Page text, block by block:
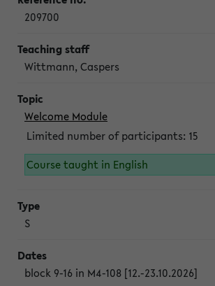
209700
Wittmann, Caspers
Welcome Module
Limited number of participants: 15
Course taught in English
S
block 9-16 in M4-108 [12.-23.10.2026]